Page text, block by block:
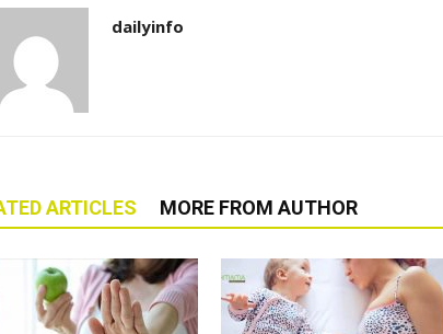
dailyinfo
ARTICLES MORE FROM AUTHOR